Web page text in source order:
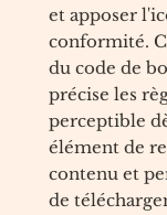
et apposer
conformité.
du code de
précise les
perceptible
élément de
contenu et
de